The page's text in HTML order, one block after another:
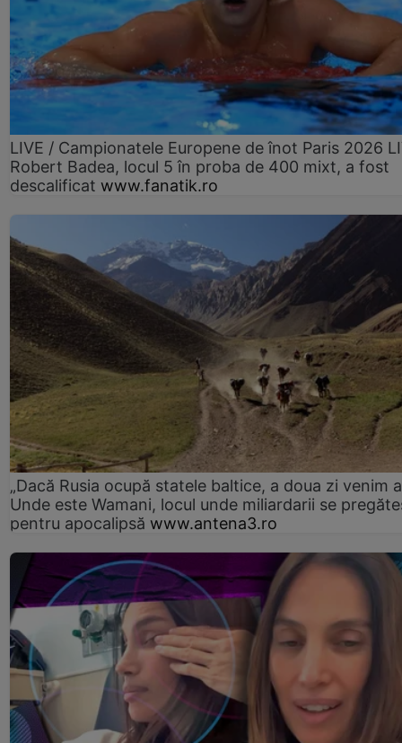
LIVE / Campionatele Europene de înot Paris 2026
Robert Badea, locul 5 în proba de 400 mixt, a fost
descalificat www.fanatik.ro
„Dacă Rusia ocupă statele baltice, a doua zi venim
Unde este Wamani, locul unde miliardarii se
pentru apocalipsă www.antena3.ro